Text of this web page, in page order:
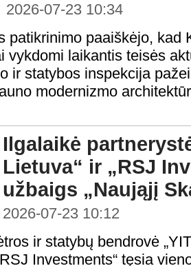
2026-07-23 10:34
patikrinimo paaiškėjo, kad
vykdomi laikantis teisės
ir statybos inspekcija
modernizmo
Ilgalaikė
Lietuva“ ir „RSJ
užbaigs „Naująjį
2026-07-23 10:12
ir statybų bendrovė
Investments“ tęsia